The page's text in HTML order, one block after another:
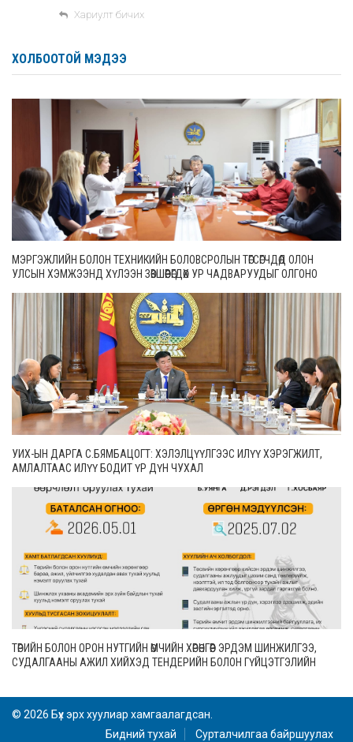
Хариулт бичих
ХОЛБООТОЙ МЭДЭЭ
МЭРГЭЖЛИЙН БОЛОН ТЕХНИКИЙН БОЛОВСРОЛЫН ТӨГСӨГЧДӨД ОЛОН
УЛСЫН ХЭМЖЭЭНД ХҮЛЭЭН ЗӨВШӨӨРӨГДӨХ УР ЧАДВАРУУДЫГ ОЛГОНО
УИХ-ЫН ДАРГА С.БЯМБАЦОГТ: ХЭЛЭЛЦҮҮЛГЭЭС ИЛҮҮ ХЭРЭГЖИЛТ,
АМЛАЛТААС ИЛҮҮ БОДИТ ҮР ДҮН ЧУХАЛ
ТӨРИЙН БОЛОН ОРОН НУТГИЙН ӨМЧИЙН ХӨРӨНГӨӨР ЭРДЭМ ШИНЖИЛГЭЭ,
СУДАЛГААНЫ АЖИЛ ХИЙХЭД ТЕНДЕРИЙН БОЛОН ГҮЙЦЭТГЭЛИЙН
© 2026 Бүх эрх хуулиар хамгаалагдсан.
Бидний тухай
Сурталчилгаа байршуулах